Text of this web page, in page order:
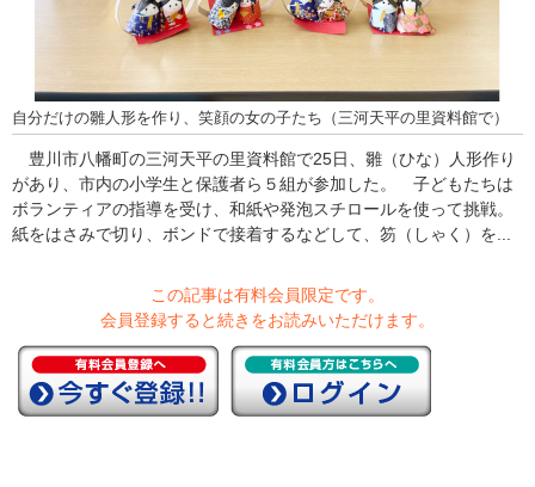
自分だけの雛人形を作り、笑顔の女の子たち（三河天平の里資料館で）
豊川市八幡町の三河天平の里資料館で25日、雛（ひな）人形作り
があり、市内の小学生と保護者ら５組が参加した。 子どもたちは
ボランティアの指導を受け、和紙や発泡スチロールを使って挑戦。
紙をはさみで切り、ボンドで接着するなどして、笏（しゃく）を...
この記事は有料会員限定です。
会員登録すると続きをお読みいただけます。